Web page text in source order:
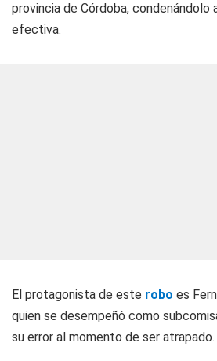
provincia de Córdoba, condenándolo
efectiva.
El protagonista de este robo es
quien se desempeñó como
su error al momento de ser atrapado.